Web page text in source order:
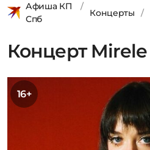
Афиша КП
Спб
Концерты
Концерт Mirele
16+